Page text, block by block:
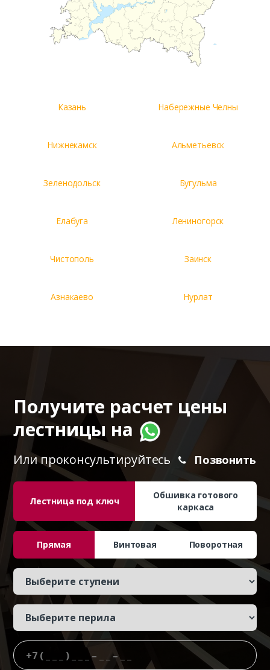
Казань Набережные Челны
Нижнекамск Альметьевск
Зеленодольск Бугульма
Елабуга Лениногорск
Чистополь Заинск
Азнакаево Нурлат
Получите расчет цены
лестницы на
Или проконсультируйтесь Позвонить
Лестница под ключ
Обшивка готового
каркаса
Прямая Винтовая Поворотная